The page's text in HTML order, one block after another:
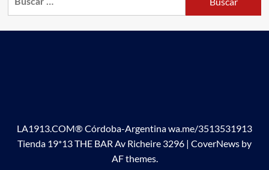
LA1913.COM® Córdoba-Argentina wa.me/3513531913
Tienda 19*13 THE BAR Av Richeire 3296 | CoverNews by
AF themes.